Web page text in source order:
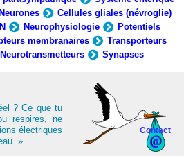
Neurones
Cellules gliales (névroglie)
Neurophysiologie
Potentiels
membranaires
Transporteurs
Neurotransmetteurs Synapses
Contact
? Ce que tu
respires, ne
électriques
»